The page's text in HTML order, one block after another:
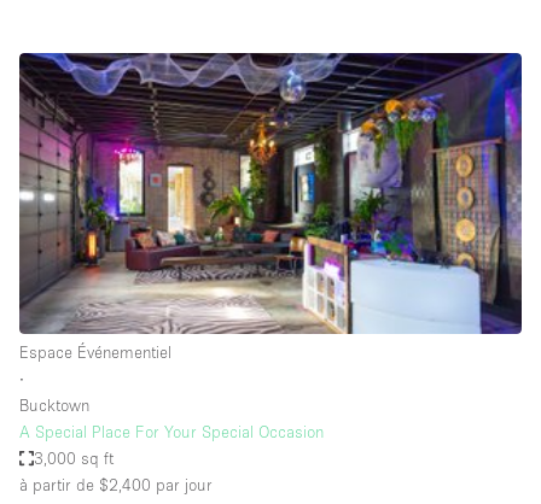
Boutique / Magasin
Boutique en Partage
Bureaux
Camion / Fourgon
Commerce
Container
Entrepôt / Espace Stockage / Box
Espace Atypique / Unique
Espace Publicitaire
Espace Événementiel
Espace Événementiel
∙
Bucktown
A Special Place For Your Special Occasion
3,000 sq ft
à partir de $2,400 par jour